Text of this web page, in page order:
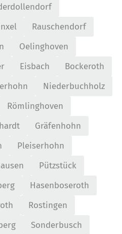
Rauschendorf
Oelinghoven
Eisbach
Bockeroth
Niederbuchholz
Römlinghoven
Gräfenhohn
Pleiserhohn
Pützstück
Hasenboseroth
Rostingen
Sonderbusch